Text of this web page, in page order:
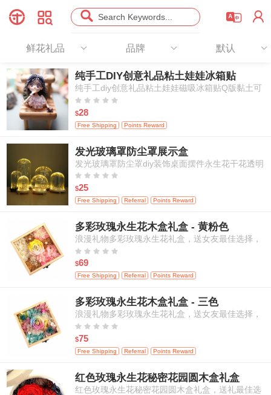
   Search Keywords... 
鲜花礼品 品牌 默认
纯手工DIY创意礼品粘土娃娃冰箱贴
纯手工diy创意礼品粘土娃娃磁吸冰箱贴Q版黏土可
定制
    
$28
Free Shipping Points Reward
发光玻璃罩防尘罩展示盒
发光玻璃罩防尘罩diy装饰桌面摆件永生花干花透明
玻璃罩子展示盒
    
$25
Free Shipping Referral Points Reward
多彩玫瑰永生花木盒礼盒 - 黄粉色
浪漫礼物多彩玫瑰永生花礼盒，送女友最佳选择，
永不枯萎的恋爱，包邮
    
$69
Free Shipping Referral Points Reward
多彩玫瑰永生花木盒礼盒 - 三色
浪漫礼物多彩玫瑰永生花礼盒，送女友最佳选择，
永不枯萎的恋爱，包邮
    
$75
Free Shipping Referral Points Reward
红色玫瑰永生花秘密花园圆木盒礼盒
红色玫瑰永生花秘密花园圆木盒礼盒，送礼最佳选